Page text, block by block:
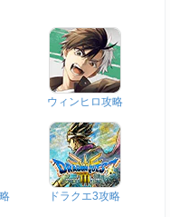
ウィンヒロ攻略
ドラクエ3攻略